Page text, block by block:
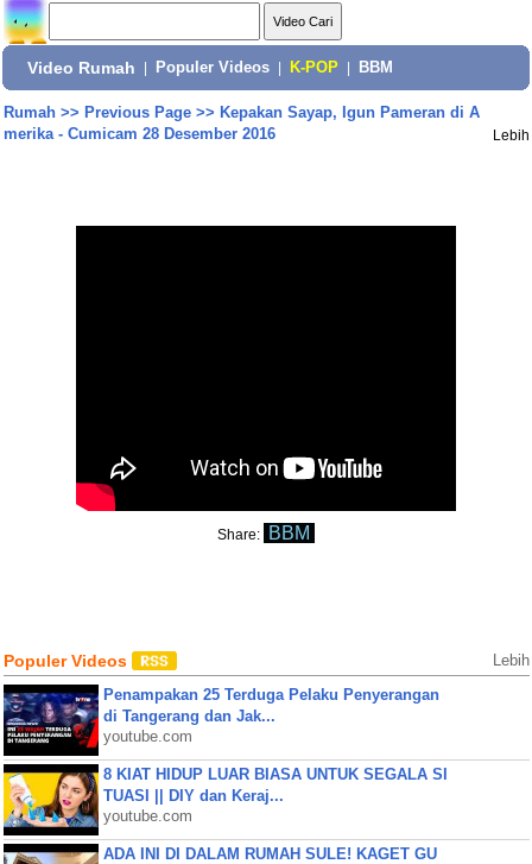
Video Rumah Populer Videos K-POP BBM
Rumah>> Previous Page>> Kepakan Sayap, Igun Pameran di A
merika - Cumicam 28 Desember 2016
Lebih
Share: BBM
Populer Videos Lebih
Penampakan 25 Terduga Pelaku Penyerangan
di Tangerang dan Jak...
youtube.com
8 KIAT HIDUP LUAR BIASA UNTUK SEGALA SI
TUASI || DIY dan Keraj...
youtube.com
ADA INI DI DALAM RUMAH SULE! KAGET GU